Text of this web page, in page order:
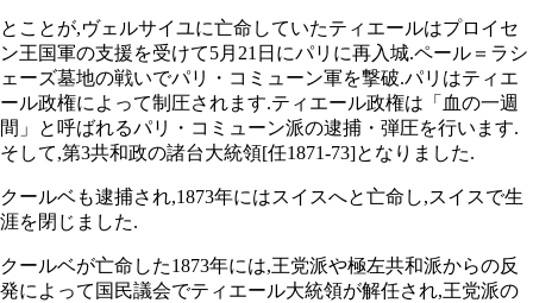
とことが,ヴェルサイユに亡命していたティエールはプロイセ
ン王国軍の支援を受けて5月21日にパリに再入城.ペール＝ラシ
ェーズ墓地の戦いでパリ・コミューン軍を撃破.パリはティエ
ール政権によって制圧されます.ティエール政権は「血の一週
間」と呼ばれるパリ・コミューン派の逮捕・弾圧を行います.
そして,第3共和政の諸台大統領[任1871-73]となりました.
クールベも逮捕され,1873年にはスイスへと亡命し,スイスで生
涯を閉じました.
クールベが亡命した1873年には,王党派や極左共和派からの反
発によって国民議会でティエール大統領が解任され,王党派の